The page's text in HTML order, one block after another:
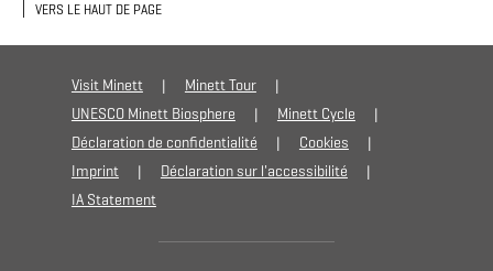
Visit Minett
Minett Tour
UNESCO Minett Biosphere
Minett Cycle
Déclaration de confidentialité
Cookies
Imprint
Déclaration sur l'accessibilité
IA Statement
VERS LE HAUT DE PAGE